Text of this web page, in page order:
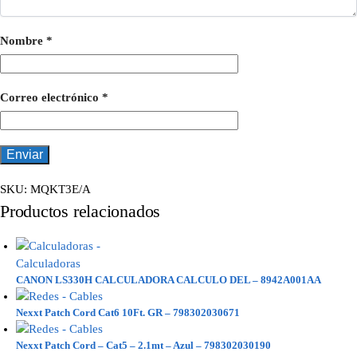
Nombre *
Correo electrónico *
SKU: MQKT3E/A
Productos relacionados
CANON LS330H CALCULADORA CALCULO DEL – 8942A001AA
Nexxt Patch Cord Cat6 10Ft. GR – 798302030671
Nexxt Patch Cord – Cat5 – 2.1mt – Azul – 798302030190